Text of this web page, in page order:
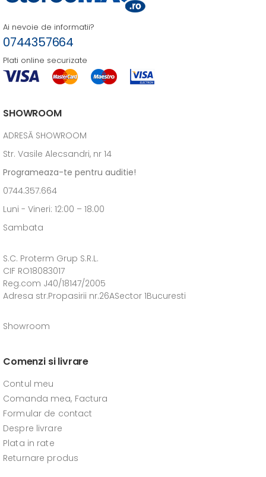
Ai nevoie de informatii?
0744357664
Plati online securizate
SHOWROOM
ADRESĂ SHOWROOM
Str. Vasile Alecsandri, nr 14
Programeaza-te pentru auditie!
0744.357.664
Luni - Vineri: 12:00 – 18.00
Sambata
S.C. Proterm Grup S.R.L.
CIF RO18083017
Reg.com J40/18147/2005
Adresa str.Propasirii nr.26ASector 1Bucuresti
Showroom
Comenzi si livrare
Contul meu
Comanda mea, Factura
Formular de contact
Despre livrare
Plata in rate
Returnare produs